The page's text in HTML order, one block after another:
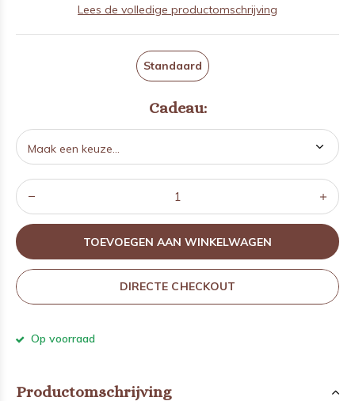
Lees de volledige productomschrijving
Standaard
Cadeau:
TOEVOEGEN AAN WINKELWAGEN
DIRECTE CHECKOUT
Op voorraad
Productomschrijving